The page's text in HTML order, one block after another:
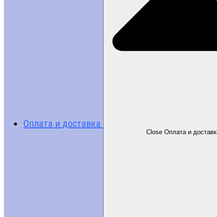
Оплата и доставка
Close Оплата и